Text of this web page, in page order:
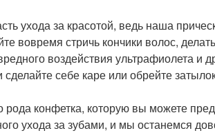
ухода за красотой, ведь наша
вовремя стричь кончики волос,
воздействия ультрафиолета
себе каре или обрейте
рода конфетка, которую вы можете
ухода за зубами, и мы останемся